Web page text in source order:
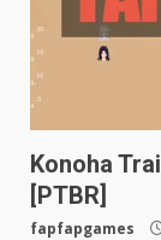
Konoha
[PTBR]
fapfapgames